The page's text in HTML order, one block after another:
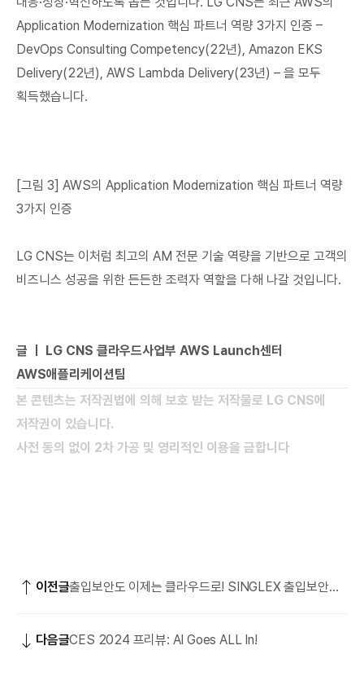
Application Modernization 핵심 파트너 역량 3가지 인증 –
DevOps Consulting Competency(22년), Amazon EKS
Delivery(22년), AWS Lambda Delivery(23년) – 을 모두
획득했습니다.
[그림 3] AWS의 Application Modernization 핵심 파트너 역량
3가지 인증
LG CNS는 이처럼 최고의 AM 전문 기술 역량을 기반으로 고객의
비즈니스 성공을 위한 든든한 조력자 역할을 다해 나갈 것입니다.
글 ㅣ LG CNS 클라우드사업부 AWS Launch센터
AWS애플리케이션팀
본 콘텐츠는 저작권법에 의해 보호 받는 저작물로 LG CNS에
저작권이 있습니다.
사전 동의 없이 2차 가공 및 영리적인 이용을 금합니다
이전글출입보안도 이제는 클라우드로! SINGLEX 출입보안
다음글CES 2024 프리뷰: AI Goes ALL In!